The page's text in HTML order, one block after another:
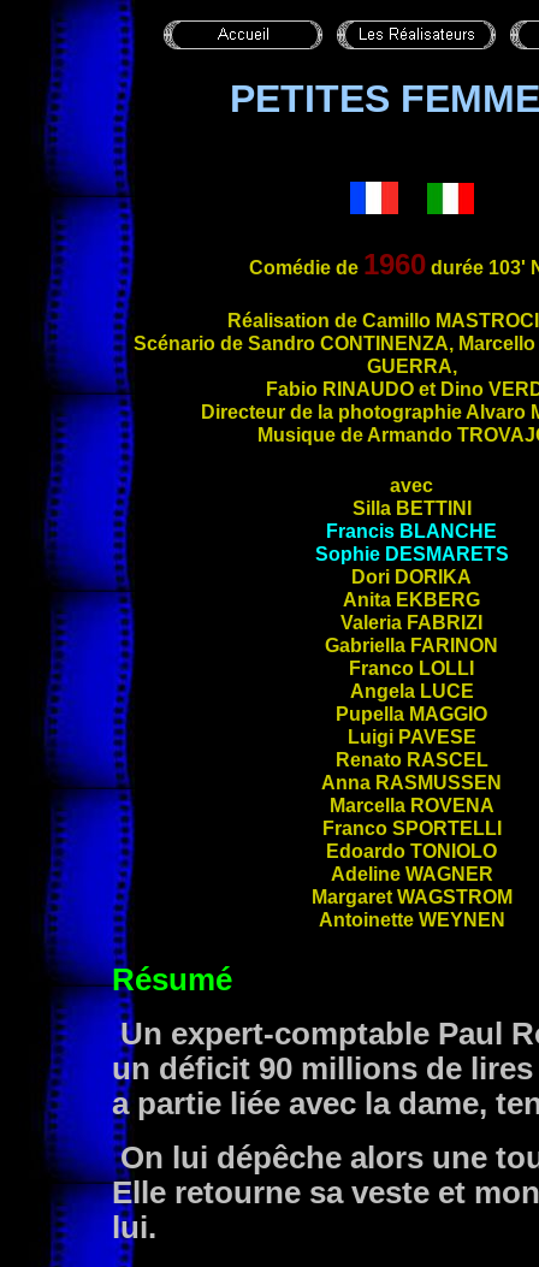
PETITES
Comédie de 1960 durée 103'
Réalisation de Camillo
Scénario de Sandro CONTINENZA, Marcello
GUERRA,
Fabio RINAUDO et Dino
Directeur de la photographie Alvaro
Musique de Armando
avec
Silla BETTINI
Francis BLANCHE
Sophie DESMARETS
Dori DORIKA
Anita EKBERG
Valeria FABRIZI
Gabriella FARINON
Franco LOLLI
Angela LUCE
Pupella MAGGIO
Luigi PAVESE
Renato RASCEL
Anna RASMUSSEN
Marcella ROVENA
Franco SPORTELLI
Edoardo TONIOLO
Adeline WAGNER
Margaret WAGSTROM
Antoinette WEYNEN
Résumé
Un expert-comptable Paul
un déficit 90 millions de
a partie liée avec la dame,
On lui dépêche alors une
Elle retourne sa veste et
lui.